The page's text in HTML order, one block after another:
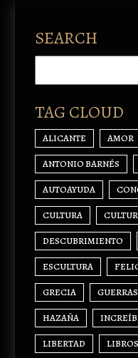
SEARCH
TAG CLOUD
ALICANTE AMOR
ANTONIO BARNÉS
AUTOAYUDA
CULTURA
DESCUBRIMIENTO
ESCULTURA
GRECIA GUERRAS
HAZAÑA
LIBERTAD LIBROS